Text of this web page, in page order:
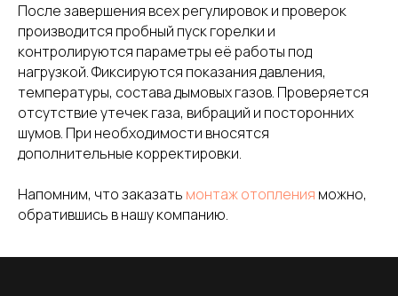
После завершения всех регулировок и проверок
производится пробный пуск горелки и
контролируются параметры её работы под
нагрузкой. Фиксируются показания давления,
температуры, состава дымовых газов. Проверяется
отсутствие утечек газа, вибраций и посторонних
шумов. При необходимости вносятся
дополнительные корректировки.
Напомним, что заказать монтаж отопления можно,
обратившись в нашу компанию.